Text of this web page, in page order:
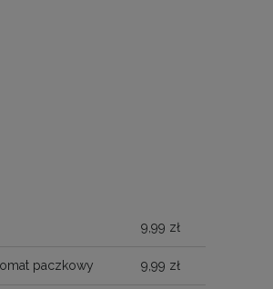
NIE ZAWIERA EWENTUALNYCH
9,99 zł
paczkowy 9,99 zł